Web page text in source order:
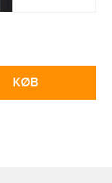
KØB